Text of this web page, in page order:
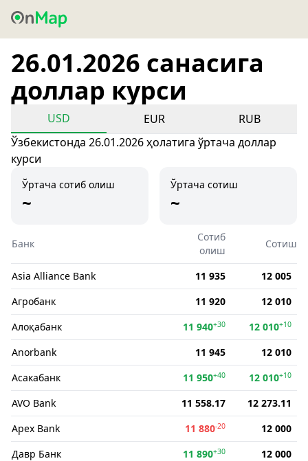
26.01.2026 санасига
доллар курси
USD EUR
RUB
Ўзбекистонда 26.01.2026 ҳолатига ўртача доллар
курси
Ўртача сотиб олиш
~
Ўртача сотиш
~
Банк
Сотиб
олиш
Сотиш
Asia Alliance Bank 11 935
12 005
Агробанк
11 920
12 010
Алоқабанк
11 940+30 12 010+10
Anorbank 11 945
12 010
Асакабанк
11 950+40 12 010+10
AVO Bank 11 558.17
12 273.11
Apex Bank
11 880-20
12 000
Давр Банк
11 890+30
12 000